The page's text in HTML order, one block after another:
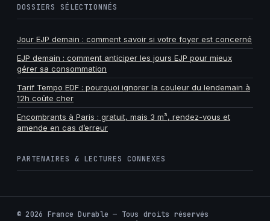
DOSSIERS SÉLECTIONNÉS
Jour EJP demain : comment savoir si votre foyer est concerné
EJP demain : comment anticiper les jours EJP pour mieux
gérer sa consommation
Tarif Tempo EDF : pourquoi ignorer la couleur du lendemain à
12h coûte cher
Encombrants à Paris : gratuit, mais 3 m³, rendez-vous et
amende en cas d’erreur
PARTENAIRES & LECTURES CONNEXES
©2026 France Durable — Tous droits réservés